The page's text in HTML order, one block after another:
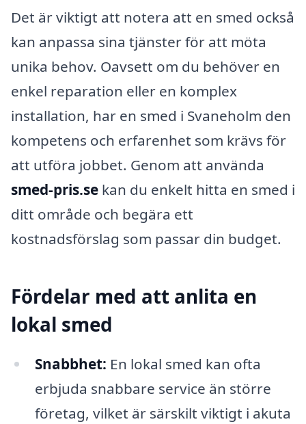
Det är viktigt att notera att en smed också
kan anpassa sina tjänster för att möta
unika behov. Oavsett om du behöver en
enkel reparation eller en komplex
installation, har en smed i Svaneholm den
kompetens och erfarenhet som krävs för
att utföra jobbet. Genom att använda
smed-pris.se kan du enkelt hitta en smed i
ditt område och begära ett
kostnadsförslag som passar din budget.
Fördelar med att anlita en
lokal smed
Snabbhet: En lokal smed kan ofta
erbjuda snabbare service än större
företag, vilket är särskilt viktigt i akuta